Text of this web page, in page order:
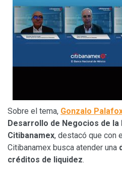
Sobre el tema, Gonzalo
Desarrollo de Negocios de la
Citibanamex, destacó que con
Citibanamex busca atender una
créditos de liquidez.